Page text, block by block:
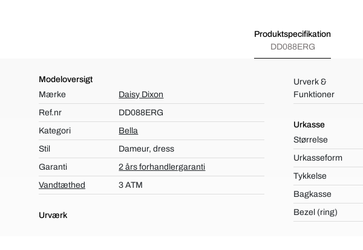
Produktspecifikation
DD088ERG
Modeloversigt
Mærke
Daisy Dixon
Ref.nr
DD088ERG
Kategori
Bella
Stil
Dameur, dress
Garanti
2 års forhandlergaranti
Vandtæthed
3 ATM
Urværk
Urverk &
Funktioner
Urkasse
Størrelse
Urkasseform
Tykkelse
Bagkasse
Bezel (ring)